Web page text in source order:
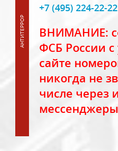
+7 (495) 224-22-
ВНИМАНИЕ:
ФСБ России
сайте
никогда не
числе через